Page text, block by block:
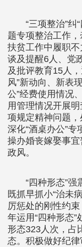
“三项整治”纠
题专项整治工作
扶贫工作中履职不
谈及提醒6人、党
及批评教育15人
风”新动向、新表
公”经费使用情况
用管理情况开展
项规定精神问题，
深化“酒桌办公”
操办婚丧嫁娶事
政风。
“四种形态”
既抓早抓小“治未
厉惩处的刚性约
年运用“四种形态
形态323人次，占
态。积极做好纪律